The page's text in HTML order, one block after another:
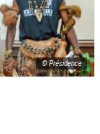
© Présidence